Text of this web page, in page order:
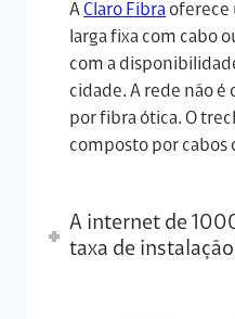
AClaro Fibra oferece
larga fixa com cabo
com a
cidade. A rede não
por fibra ótica. O
composto por cabos
A internet de
taxa de